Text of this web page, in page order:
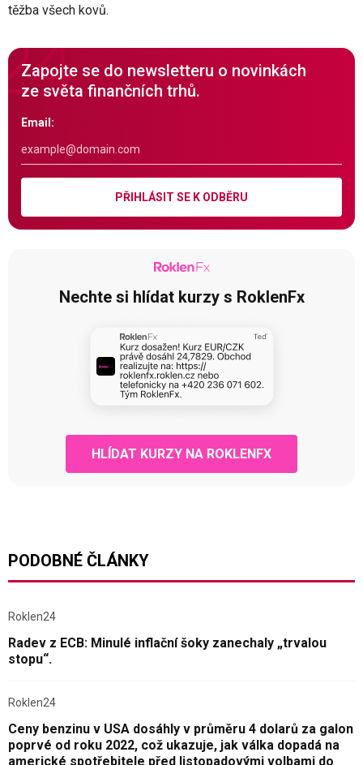
těžba všech kovů.
Zapojte se do newsletteru o novinkách
ze světa finančních trhů.
Email:
PŘIHLÁSIT SE K ODBĚRU
Nechte si hlídat kurzy s RoklenFx
HLÍDAT KURZY NA ROKLENFX
PODOBNÉ ČLÁNKY
Roklen24
Radev z ECB: Minulé inflační šoky zanechaly „trvalou
stopu“.
Roklen24
Ceny benzinu v USA dosáhly v průměru 4 dolarů za galon
poprvé od roku 2022, což ukazuje, jak válka dopadá na
americké spotřebitele před listopadovými volbami do